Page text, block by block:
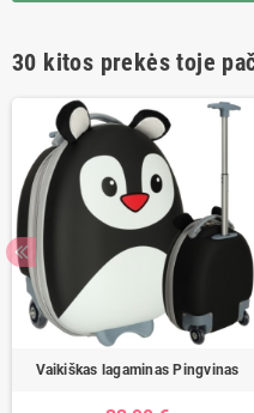
30 kitos prekės toje
Vaikiškas lagaminas Pingvinas